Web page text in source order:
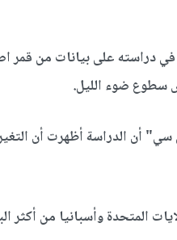
في دراسته على بيانات من قمر
ضوء الليل.
أن الدراسة أظهرت أن
المتحدة وأسبانيا من أكثر